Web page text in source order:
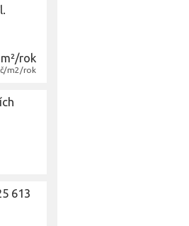
rok
m2/rok
613